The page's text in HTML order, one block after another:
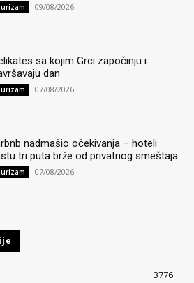
09/08/2026
sa kojim Grci započinju i
dan
07/08/2026
nadmašio očekivanja – hoteli
tri puta brže od privatnog smeštaja
07/08/2026
3776